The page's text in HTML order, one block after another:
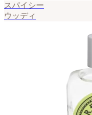
スパイシー
ウッディ